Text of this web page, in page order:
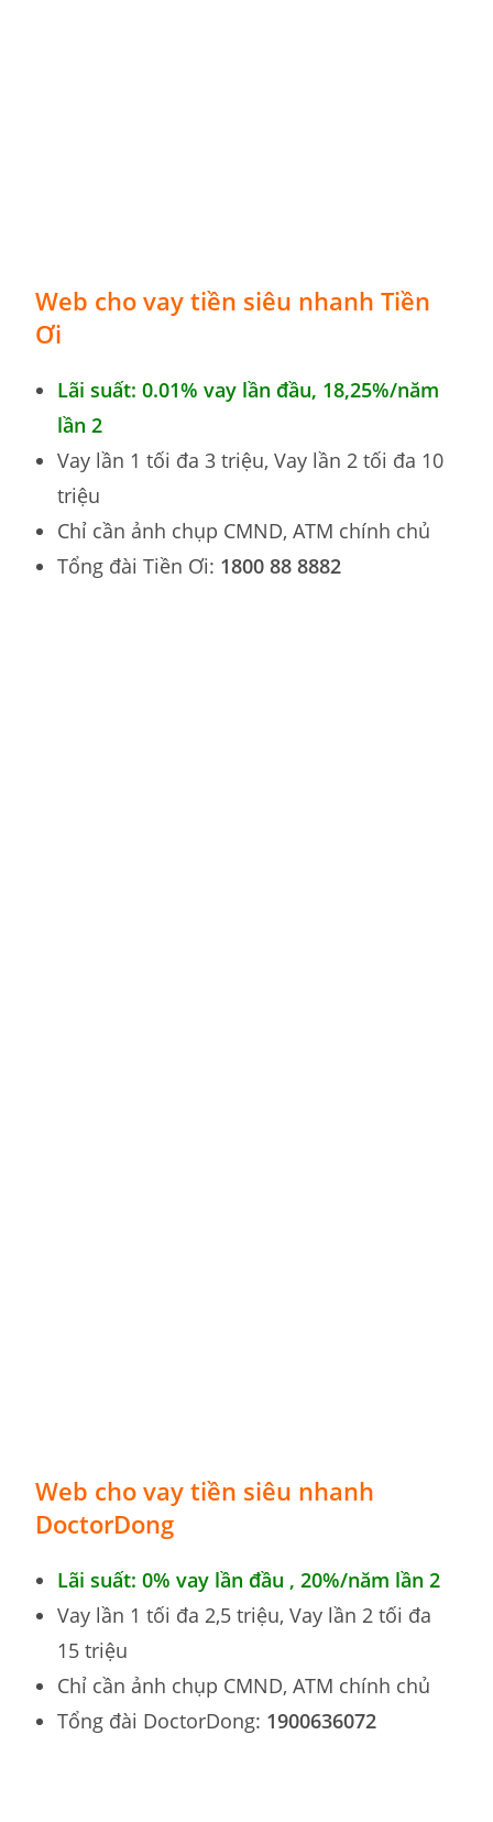
Web cho vay tiền siêu nhanh Tiền
Ơi
Lãi suất: 0.01% vay lần đầu, 18,25%/năm
lần 2
Vay lần 1 tối đa 3 triệu, Vay lần 2 tối đa 10
triệu
Chỉ cần ảnh chụp CMND, ATM chính chủ
Tổng đài Tiền Ơi: 1800 88 8882
Web cho vay tiền siêu nhanh
DoctorDong
Lãi suất: 0% vay lần đầu , 20%/năm lần 2
Vay lần 1 tối đa 2,5 triệu, Vay lần 2 tối đa
15 triệu
Chỉ cần ảnh chụp CMND, ATM chính chủ
Tổng đài DoctorDong: 1900636072